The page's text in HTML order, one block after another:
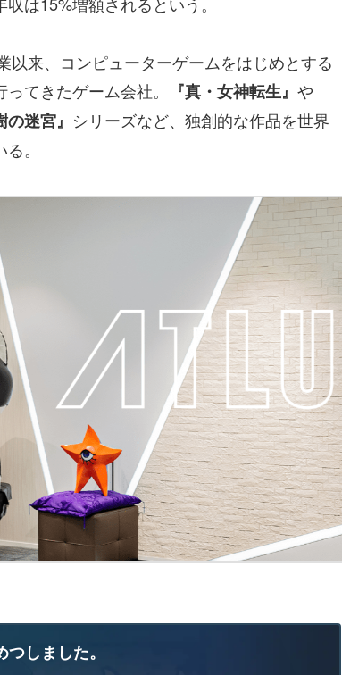
以来、コンピューターゲームをはじめとする
てきたゲーム会社。
『真・⼥神転⽣』 や
の迷宮』 シリーズなど、独創的な作品を世界
。
しました。